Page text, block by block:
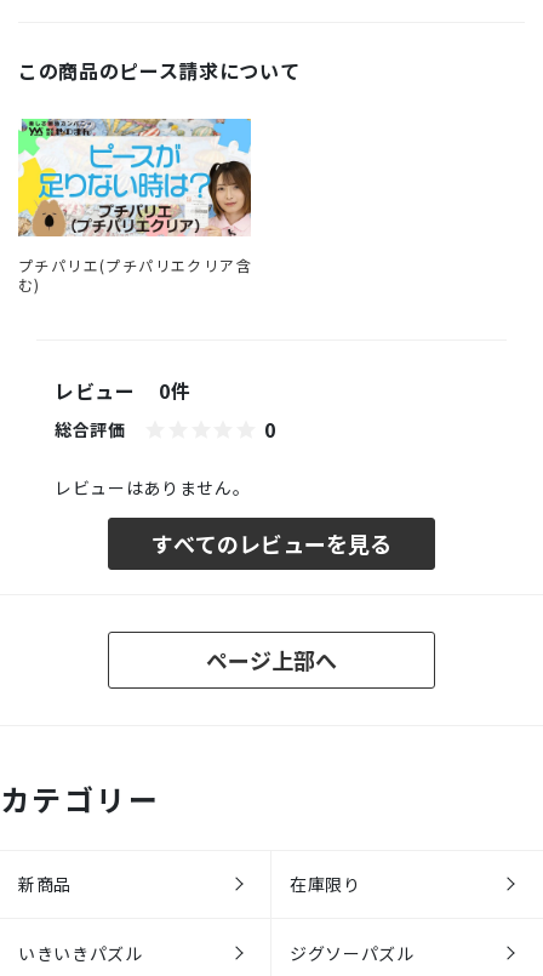
この商品のピース請求について
プチパリエ(プチパリエクリア含
む)
レビュー 0件
総合評価 0
レビューはありません。
すべてのレビューを見る
ページ上部へ
カテゴリー
新商品 在庫限り
いきいきパズル ジグソーパズル